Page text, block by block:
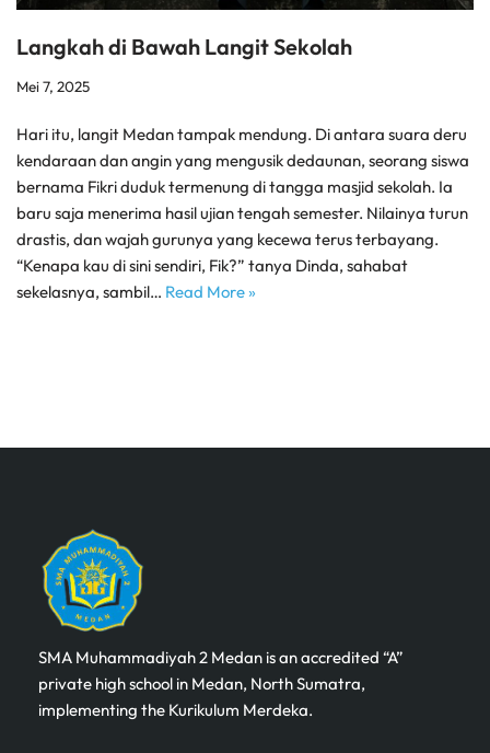
Langkah di Bawah Langit Sekolah
Mei 7, 2025
Hari itu, langit Medan tampak mendung. Di antara suara deru
kendaraan dan angin yang mengusik dedaunan, seorang siswa
bernama Fikri duduk termenung di tangga masjid sekolah. Ia
baru saja menerima hasil ujian tengah semester. Nilainya turun
drastis, dan wajah gurunya yang kecewa terus terbayang.
“Kenapa kau di sini sendiri, Fik?” tanya Dinda, sahabat
sekelasnya, sambil… Read More »
SMA Muhammadiyah 2 Medan is an accredited “A”
private high school in Medan, North Sumatra,
implementing the Kurikulum Merdeka.